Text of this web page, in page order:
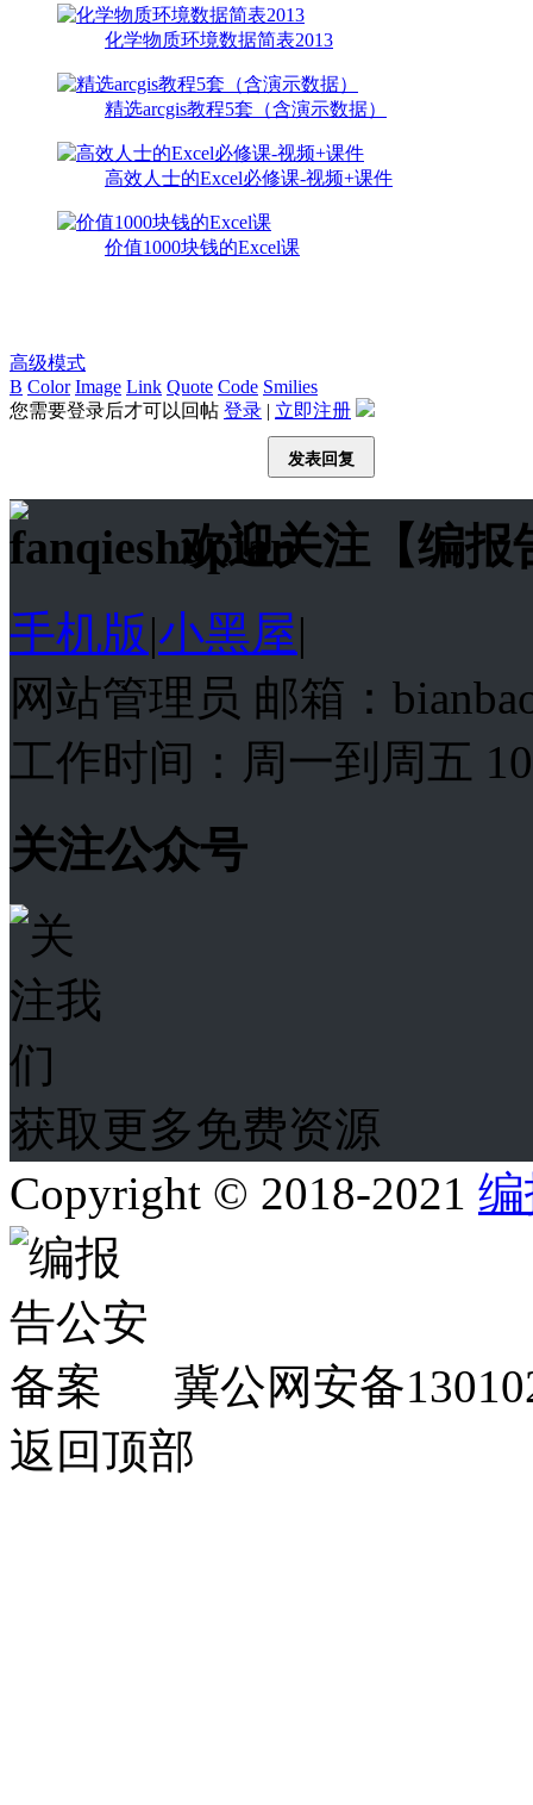
化学物质环境数据简表2013
精选arcgis教程5套（含演示数据）
高效人士的Excel必修课-视频+课件
价值1000块钱的Excel课
高级模式
B Color Image Link Quote Code Smilies
您需要登录后才可以回帖 登录 | 立即注册
发表回复
欢迎关注【编报
手机版|小黑屋|
网站管理员 邮箱：
工作时间：周一到周五
关注公众号
获取更多免费资源
Copyright © 2018-2021
冀公网安备
返回顶部